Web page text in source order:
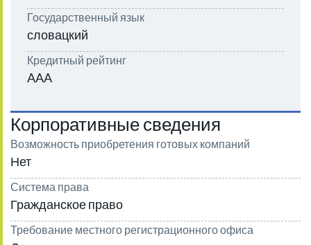
Государственный язык
словацкий
Кредитный рейтинг
AAA
Корпоративные сведения
Возможность приобретения готовых компаний
Нет
Система права
Гражданское право
Требование местного регистрационного офиса